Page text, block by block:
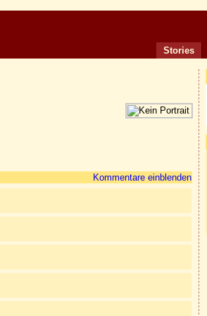
Stories
Kommentare einblenden